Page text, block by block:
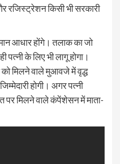
रजिस्ट्रेशन किसी भी सरकारी
आधार होंगे। तलाक का जो
पत्नी के लिए भी लागू होगा।
को मिलने वाले मुआवजे में वृद्ध
होगी। अगर पत्नी
पर मिलने वाले कंपेंशेसन में माता-